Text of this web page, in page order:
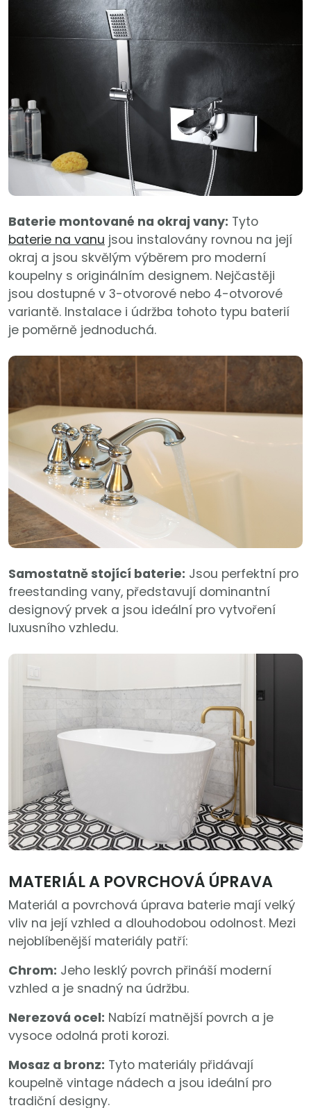
Baterie montované na okraj vany: Tyto
baterie na vanu jsou instalovány rovnou na její
okraj a jsou skvělým výběrem pro moderní
koupelny s originálním designem. Nejčastěji
jsou dostupné v 3-otvorové nebo 4-otvorové
variantě. Instalace i údržba tohoto typu baterií
je poměrně jednoduchá.
Samostatně stojící baterie: Jsou perfektní pro
freestanding vany, představují dominantní
designový prvek a jsou ideální pro vytvoření
luxusního vzhledu.
MATERIÁL A POVRCHOVÁ ÚPRAVA
Materiál a povrchová úprava baterie mají velký
vliv na její vzhled a dlouhodobou odolnost. Mezi
nejoblíbenější materiály patří:
Chrom: Jeho lesklý povrch přináší moderní
vzhled a je snadný na údržbu.
Nerezová ocel: Nabízí matnější povrch a je
vysoce odolná proti korozi.
Mosaz a bronz: Tyto materiály přidávají
koupelně vintage nádech a jsou ideální pro
tradiční designy.